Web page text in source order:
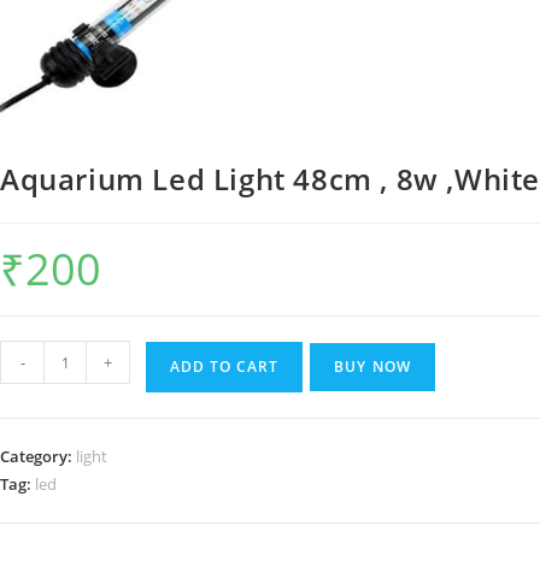
Aquarium Led Light 48cm , 8w ,White
₹200
Aquarium
Led
,
- + ADD TO CART BUY NOW
Category: light
Tag: led